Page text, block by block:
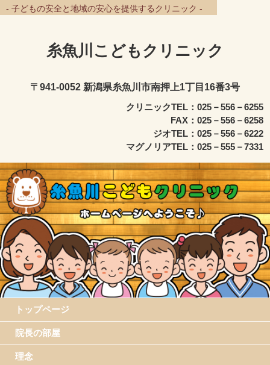
- 子どもの安全と地域の安心を提供するクリニック -
糸魚川こどもクリニック
〒941-0052 新潟県糸魚川市南押上1丁目16番3号
クリニックTEL：025－556－6255
FAX：025－556－6258
ジオTEL：025－556－6222
マグノリアTEL：025－555－7331
トップページ
院長の部屋
理念